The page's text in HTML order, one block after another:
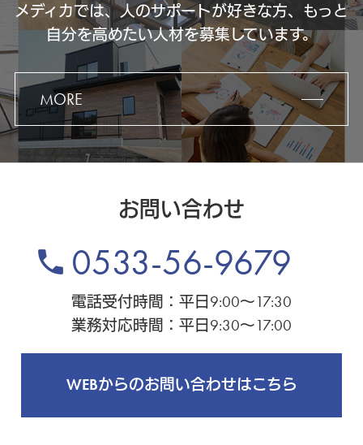
メディカでは、人のサポートが好きな方、もっと
自分を高めたい人材を募集しています。
MORE
お問い合わせ
phone 0533-56-9679
電話受付時間：平日9:00～17:30
業務対応時間：平日9:30～17:00
WEBからのお問い合わせはこちら